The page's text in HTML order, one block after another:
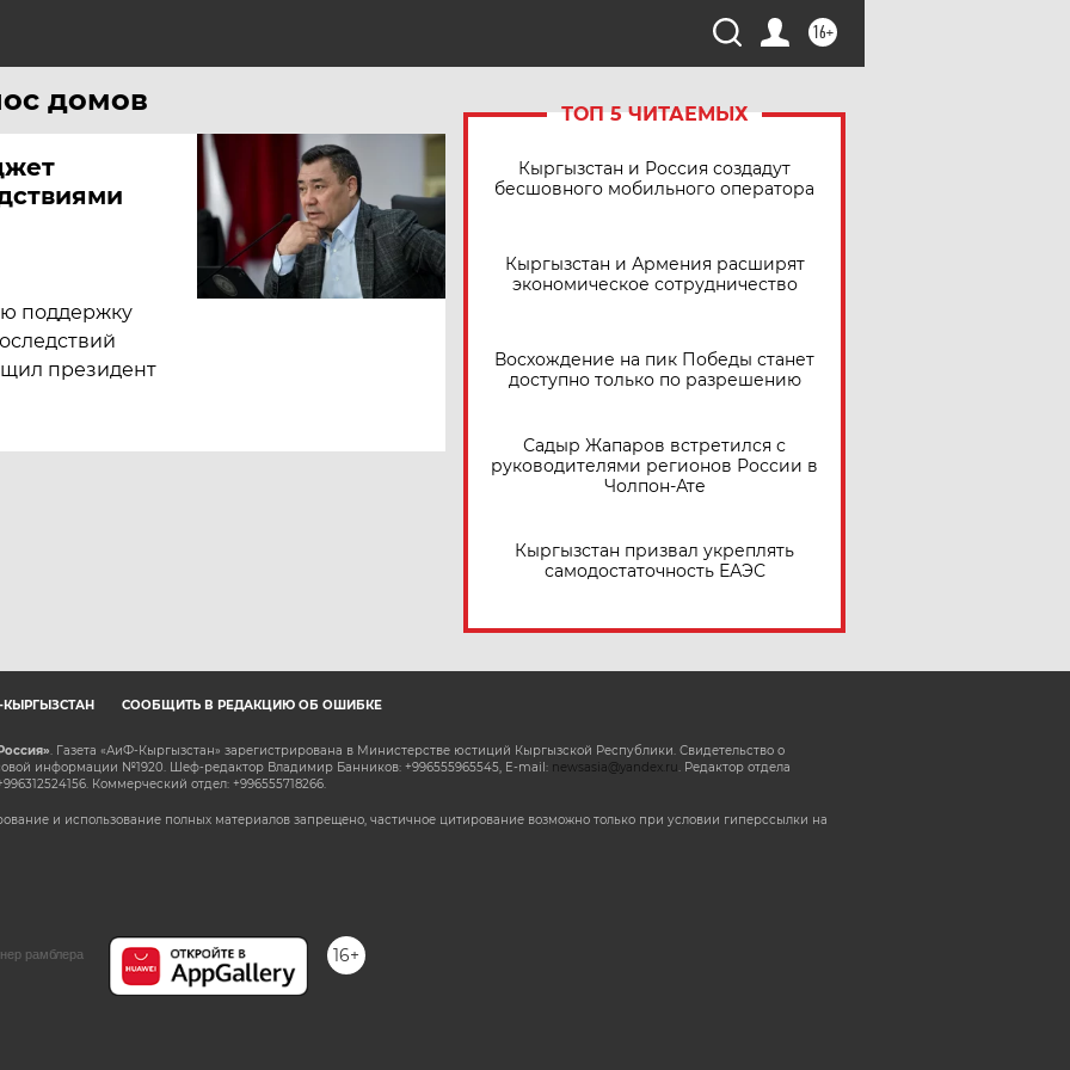
16+
домов
поддержку
президент
ТОП 5 ЧИТАЕМЫХ
Кыргызстан и Россия создадут
бесшовного мобильного оператора
Кыргызстан и Армения расширят
экономическое сотрудничество
Восхождение на пик Победы станет
доступно только по разрешению
Садыр Жапаров встретился с
руководителями регионов России в
Чолпон-Ате
Кыргызстан призвал укреплять
самодостаточность ЕАЭС
КЫРГЫЗСТАН СООБЩИТЬ В РЕДАКЦИЮ ОБ ОШИБКЕ
. Газета «АиФ-Кыргызстан» зарегистрирована в Министерстве юстиций Кыргызской Республики. Свидетельство о
информации №1920. Шеф-редактор Владимир Банников: +996555965545, E-mail: newsasia@yandex.ru. Редактор отдела
Коммерческий отдел: +996555718266.
и использование полных материалов запрещено, частичное цитирование возможно только при условии гиперссылки на
рамблера 16+